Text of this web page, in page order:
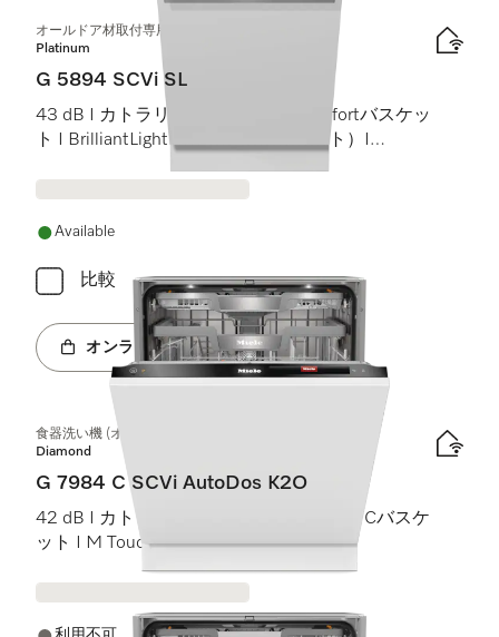
オールドア材取付専用食器洗い機（45 cm）
Platinum
G 5894 SCVi SL
43 dB I カトラリートレイ I MaxiComfortバスケッ
ト I BrilliantLight（ブリリアントライト）I
Available
比較
オンラインショップへ
食器洗い機 (オールドア材取付専用タイプ)
Diamond
G 7984 C SCVi AutoDos K2O
42 dB I カトラリートレイ I MaxiComfort Cバスケ
ット I M Touch I Knock2Open